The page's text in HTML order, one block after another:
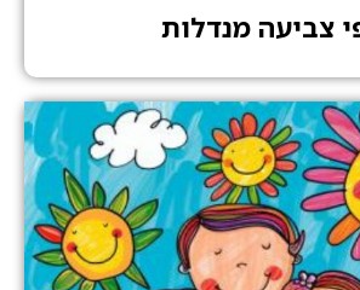
צביעה מנדלות